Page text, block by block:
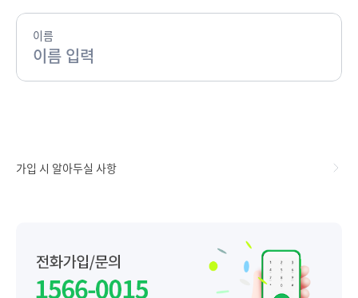
이름
가입 시 알아두실 사항